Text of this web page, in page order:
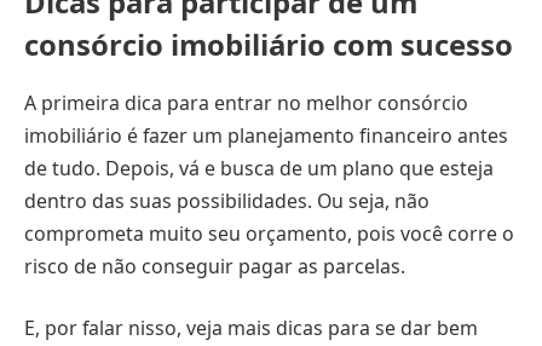
consórcio imobiliário com sucesso
A primeira dica para entrar no melhor consórcio
imobiliário é fazer um planejamento financeiro antes
de tudo. Depois, vá e busca de um plano que esteja
dentro das suas possibilidades. Ou seja, não
comprometa muito seu orçamento, pois você corre o
risco de não conseguir pagar as parcelas.
E, por falar nisso, veja mais dicas para se dar bem